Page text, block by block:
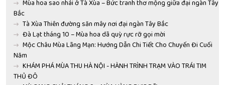
Mùa hoa sao nhái ở Tà Xùa – Bức tranh thơ mộng giữa đại ngàn Tây
Bắc
Tà Xùa Thiên đường săn mây nơi đại ngàn Tây Bắc
Đà Lạt tháng 10 – Mùa hoa dã quỳ rực rỡ gọi mời
Mộc Châu Mùa Lãng Mạn: Hướng Dẫn Chi Tiết Cho Chuyến Đi Cuối
Năm
KHÁM PHÁ MÙA THU HÀ NỘI - HÀNH TRÌNH TRẠM VÀO TRÁI TIM
THỦ ĐÔ